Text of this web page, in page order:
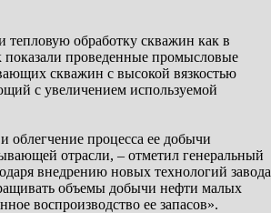
тепловую обработку скважин как в
проведенные промысловые
скважин с высокой вязкостью
с увеличением используемой
облегчение процесса ее добычи
отрасли, – отметил генеральный
внедрению новых технологий завода
объемы добычи нефти малых
воспроизводство ее запасов».